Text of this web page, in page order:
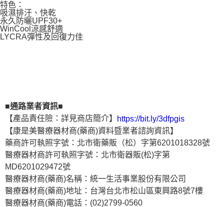
特色：
吸濕排汗、快乾
永久防曬UPF30+
WinCool涼感舒適
LYCRA彈性及回復力佳
■通路業者資訊■
【產品責任險：詳見商店簡介】
https://bit.ly/3dfpgis
【康是美醫療器材商(藥商)資料暨業者諮詢資訊】
藥商許可執照字號：北市衛藥販（松）字第6201018328號
醫療器材商許可執照字號：北市衛器販(松)字第
MD6201029472號
醫療器材商(藥商)名稱：統一生活事業股份有限公司
醫療器材商(藥商)地址：台灣台北市松山區東興路8號7樓
醫療器材商(藥商)電話：(02)2799-0560